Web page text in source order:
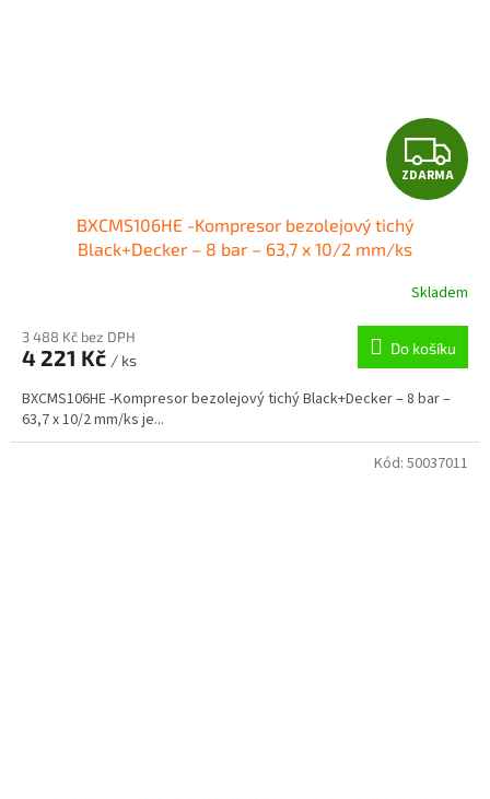
Z
D
R
M
A
ZDARMA
BXCMS106HE -Kompresor bezolejový tichý
Black+Decker – 8 bar – 63,7 x 10/2 mm/ks
Skladem
3 488 Kč bez DPH
4 221 Kč / ks
Do košíku
BXCMS106HE -Kompresor bezolejový tichý Black+Decker – 8 bar –
63,7 x 10/2 mm/ks je...
Kód: 50037011